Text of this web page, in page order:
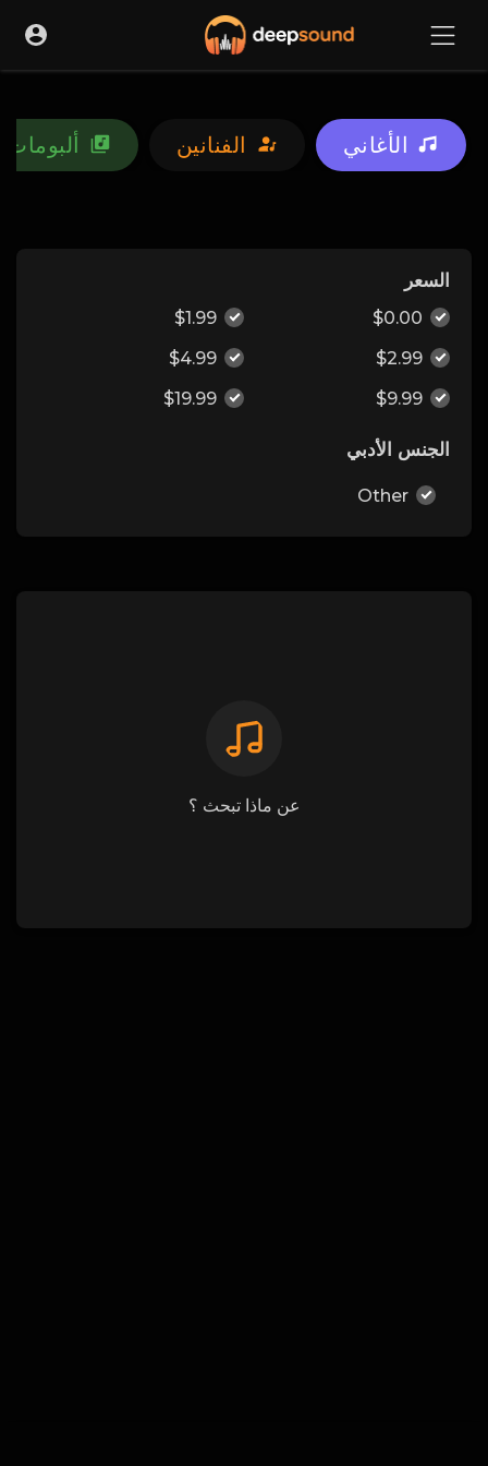
الأغاني الفنانين ألبومات
السعر
$0.00
$1.99
$2.99
$4.99
$9.99
$19.99
الجنس الأدبي
Other
عن ماذا تبحث ؟